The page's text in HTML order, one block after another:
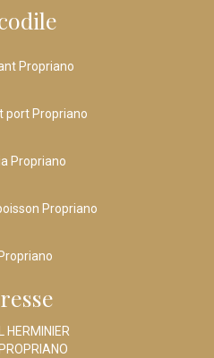
Propriano
port Propriano
Propriano
Propriano
HERMINIER